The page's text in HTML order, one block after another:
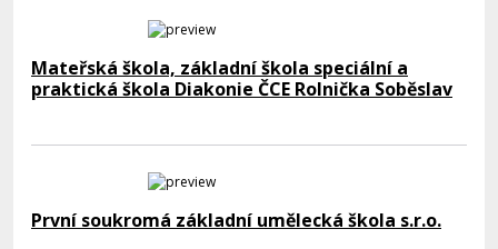
Mateřská škola, základní škola speciální a
praktická škola Diakonie ČCE Rolnička Soběslav
První soukromá základní umělecká škola s.r.o.